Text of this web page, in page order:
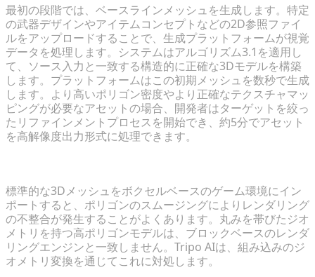
最初の段階では、ベースラインメッシュを生成します。特定
の武器デザインやアイテムコンセプトなどの2D参照ファイ
ルをアップロードすることで、生成プラットフォームが視覚
データを処理します。システムはアルゴリズム3.1を適用し
て、ソース入力と一致する構造的に正確な3Dモデルを構築
します。プラットフォームはこの初期メッシュを数秒で生成
します。より高いポリゴン密度やより正確なテクスチャマッ
ピングが必要なアセットの場合、開発者はターゲットを絞っ
たリファインメントプロセスを開始でき、約5分でアセット
を高解像度出力形式に処理できます。
標準的な3Dメッシュをボクセルベースのゲーム環境にイン
ポートすると、ポリゴンのスムージングによりレンダリング
の不整合が発生することがよくあります。丸みを帯びたジオ
メトリを持つ高ポリゴンモデルは、ブロックベースのレンダ
リングエンジンと一致しません。Tripo AIは、組み込みのジ
オメトリ変換を通じてこれに対処します。